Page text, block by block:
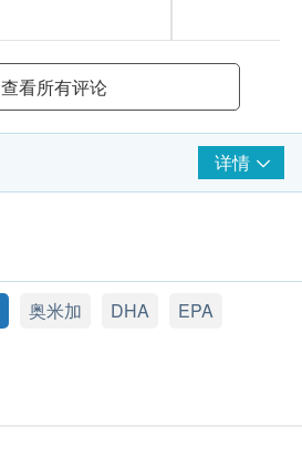
查看所有评论
详情
奥米加 DHA EPA